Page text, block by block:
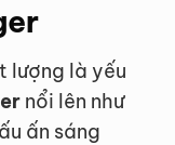
lượng là yếu
nổi lên như
ấn sáng